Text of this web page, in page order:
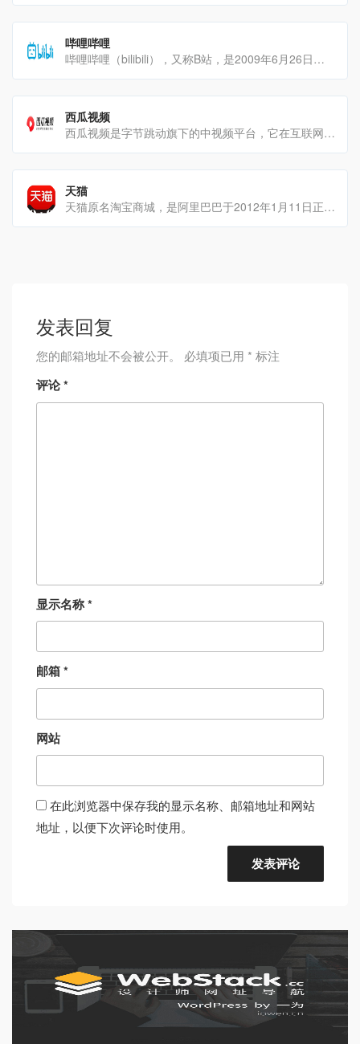
哔哩哔哩
哔哩哔哩（bilibili），又称B站，是2009年6月26日由徐逸创建的一个潮流文化娱乐社区[…]
西瓜视频
西瓜视频是字节跳动旗下的中视频平台，它在互联网视频领域占据重要地位发展历程2016年5月，西瓜视频前[…]
天猫
天猫原名淘宝商城，是阿里巴巴于2012年1月11日正式发布的B2C综合性购物网站发展历程独[…]
发表回复
您的邮箱地址不会被公开。 必填项已用 * 标注
评论*
显示名称*
邮箱*
网站
在此浏览器中保存我的显示名称、邮箱地址和网站
地址，以便下次评论时使用。